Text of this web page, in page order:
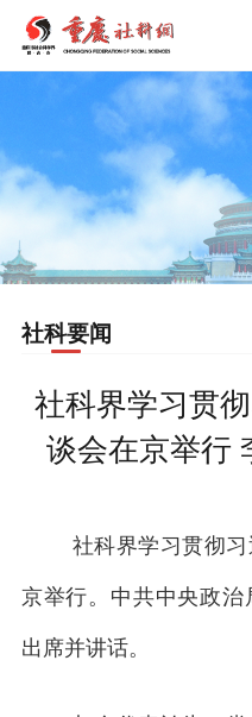
社科要闻
社科界学习贯
谈会在京举行
社科界学习贯彻
京举行。中共中央政
出席并讲话。